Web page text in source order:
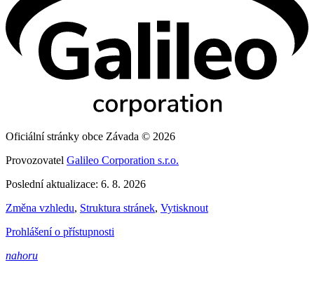
Oficiální stránky obce Závada © 2026
Provozovatel Galileo Corporation s.r.o.
Poslední aktualizace: 6. 8. 2026
Změna vzhledu, Struktura stránek, Vytisknout
Prohlášení o přístupnosti
nahoru